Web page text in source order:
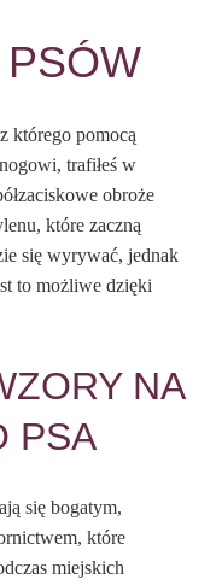
którego pomocą
trafiłeś w
obroże
które zaczną
się wyrywać, jednak
to możliwe dzięki
NA
PSA
się bogatym,
które
miejskich